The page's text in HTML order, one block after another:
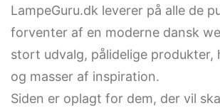
LampeGuru.dk leverer på alle de
forventer af en moderne dansk
stort udvalg, pålidelige produkter,
og masser af inspiration.
Siden er oplagt for dem, der vil